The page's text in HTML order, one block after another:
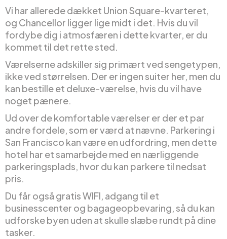
Vi har allerede dækket Union Square-kvarteret,
og Chancellor ligger lige midt i det. Hvis du vil
fordybe dig i atmosfæren i dette kvarter, er du
kommet til det rette sted.
Værelserne adskiller sig primært ved sengetypen,
ikke ved størrelsen. Der er ingen suiter her, men du
kan bestille et deluxe-værelse, hvis du vil have
noget pænere.
Ud over de komfortable værelser er der et par
andre fordele, som er værd at nævne. Parkering i
San Francisco kan være en udfordring, men dette
hotel har et samarbejde med en nærliggende
parkeringsplads, hvor du kan parkere til nedsat
pris.
Du får også gratis WIFI, adgang til et
businesscenter og bagageopbevaring, så du kan
udforske byen uden at skulle slæbe rundt på dine
tasker.